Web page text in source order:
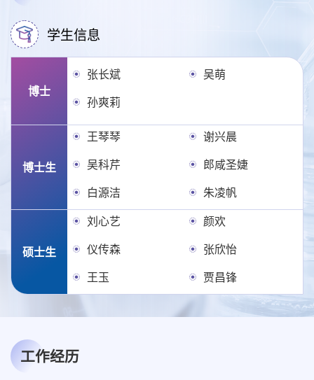
学生信息
博士
张长斌
吴萌
孙爽莉
博士生
王琴琴
谢兴晨
吴科芹
郎咸圣婕
白源洁
朱凌帆
硕士生
刘心艺
颜欢
仪传森
张欣怡
王玉
贾昌锋
工作经历